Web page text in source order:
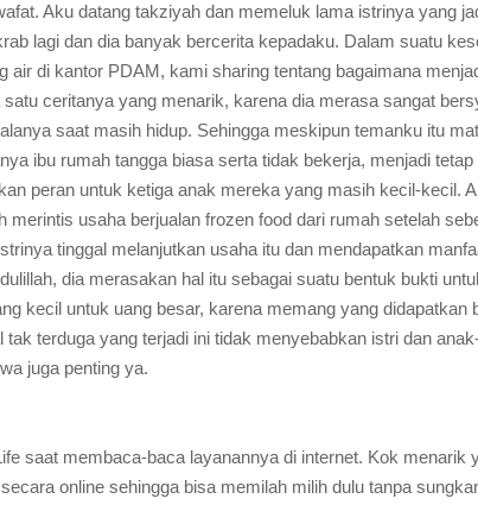
Aku datang takziyah dan memeluk lama istrinya yang
lagi dan dia banyak bercerita kepadaku. Dalam suatu
air di kantor PDAM, kami sharing tentang bagaimana
satu ceritanya yang menarik, karena dia merasa sangat
saat masih hidup. Sehingga meskipun temanku itu
ibu rumah tangga biasa serta tidak bekerja, menjadi
peran untuk ketiga anak mereka yang masih kecil-kecil.
merintis usaha berjualan frozen food dari rumah setelah
tinggal melanjutkan usaha itu dan mendapatkan
dia merasakan hal itu sebagai suatu bentuk bukti
kecil untuk uang besar, karena memang yang didapatkan
tak terduga yang terjadi ini tidak menyebabkan istri dan
juga penting ya.
saat membaca-baca layanannya di internet. Kok menarik
online sehingga bisa memilah milih dulu tanpa